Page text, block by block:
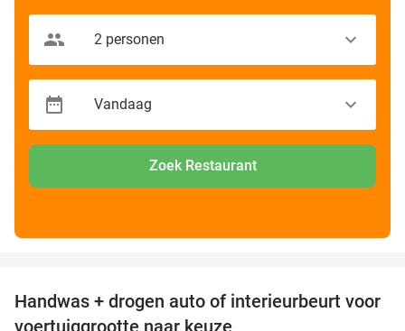
Zoek Restaurant
53%
Handwas + drogen auto of interieurbeurt voor
voertuiggrootte naar keuze